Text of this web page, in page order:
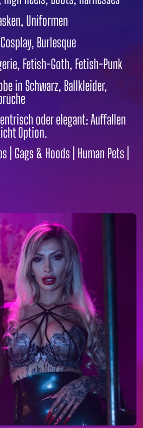
Uniformen
Burlesque
Fetish-Goth, Fetish-Punk
in Schwarz, Ballkleider,
oder elegant: Auffallen
Option.
| Gags & Hoods | Human Pets |